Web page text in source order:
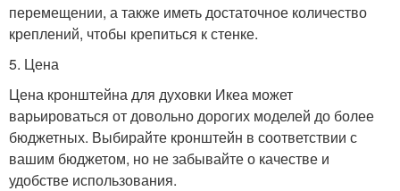
перемещении, а также иметь достаточное количество
креплений, чтобы крепиться к стенке.
5. Цена
Цена кронштейна для духовки Икеа может
варьироваться от довольно дорогих моделей до более
бюджетных. Выбирайте кронштейн в соответствии с
вашим бюджетом, но не забывайте о качестве и
удобстве использования.